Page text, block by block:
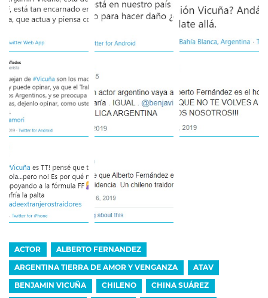
ACTOR ALBERTO FERNANDEZ
ARGENTINA TIERRA DE AMOR Y VENGANZA ATAV
BENJAMIN VICUÑA CHILENO CHINA SUÁREZ